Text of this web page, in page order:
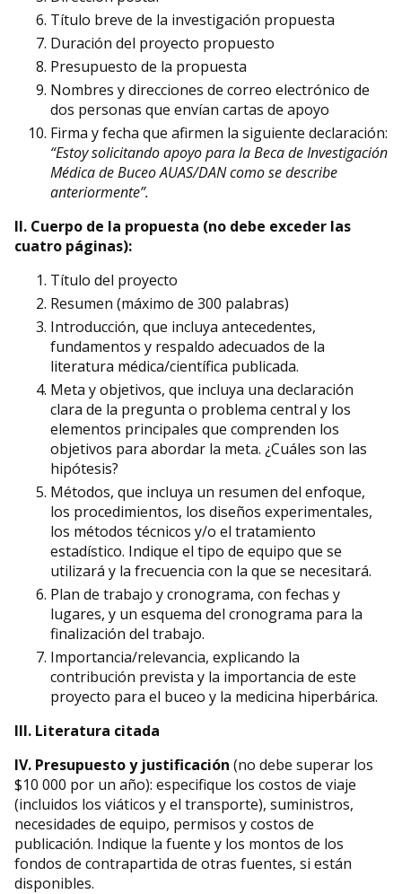
Título breve de la investigación propuesta
Duración del proyecto propuesto
Presupuesto de la propuesta
Nombres y direcciones de correo electrónico de
dos personas que envían cartas de apoyo
Firma y fecha que afirmen la siguiente declaración:
“Estoy solicitando apoyo para la Beca de Investigación
Médica de Buceo AUAS/DAN como se describe
anteriormente”.
II. Cuerpo de la propuesta (no debe exceder las
cuatro páginas):
Título del proyecto
Resumen (máximo de 300 palabras)
Introducción, que incluya antecedentes,
fundamentos y respaldo adecuados de la
literatura médica/científica publicada.
Meta y objetivos, que incluya una declaración
clara de la pregunta o problema central y los
elementos principales que comprenden los
objetivos para abordar la meta. ¿Cuáles son las
hipótesis?
Métodos, que incluya un resumen del enfoque,
los procedimientos, los diseños experimentales,
los métodos técnicos y/o el tratamiento
estadístico. Indique el tipo de equipo que se
utilizará y la frecuencia con la que se necesitará.
Plan de trabajo y cronograma, con fechas y
lugares, y un esquema del cronograma para la
finalización del trabajo.
Importancia/relevancia, explicando la
contribución prevista y la importancia de este
proyecto para el buceo y la medicina hiperbárica.
III. Literatura citada
IV. Presupuesto y justificación (no debe superar los
$10 000 por un año): especifique los costos de viaje
(incluidos los viáticos y el transporte), suministros,
necesidades de equipo, permisos y costos de
publicación. Indique la fuente y los montos de los
fondos de contrapartida de otras fuentes, si están
disponibles.